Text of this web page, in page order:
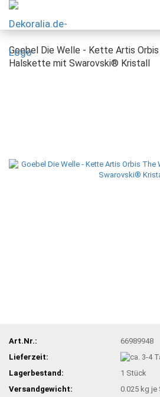
Goebel Die Welle - Kette Artis
Halskette mit Swarovski® Kristall
Art.Nr.:
66989948
Lieferzeit:
Lagerbestand:
1 Stück
Versandgewicht:
0.025 kg je